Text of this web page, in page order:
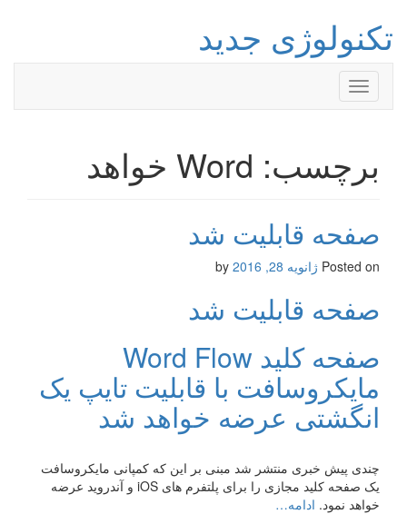
تکنولوژی جدید
Toggle
navigation
برچسب: Word خواهد
صفحه قابلیت شد
Posted on ژانویه 28, 2016
صفحه قابلیت شد
صفحه کلید Word Flow
مایکروسافت با قابلیت تایپ یک
انگشتی عرضه خواهد شد
چندی پیش خبری منتشر شد مبنی بر این که کمپانی مایکروسافت
یک صفحه کلید مجازی را برای پلتفرم های iOS و آندروید عرضه
خواهد نمود. ادامه…